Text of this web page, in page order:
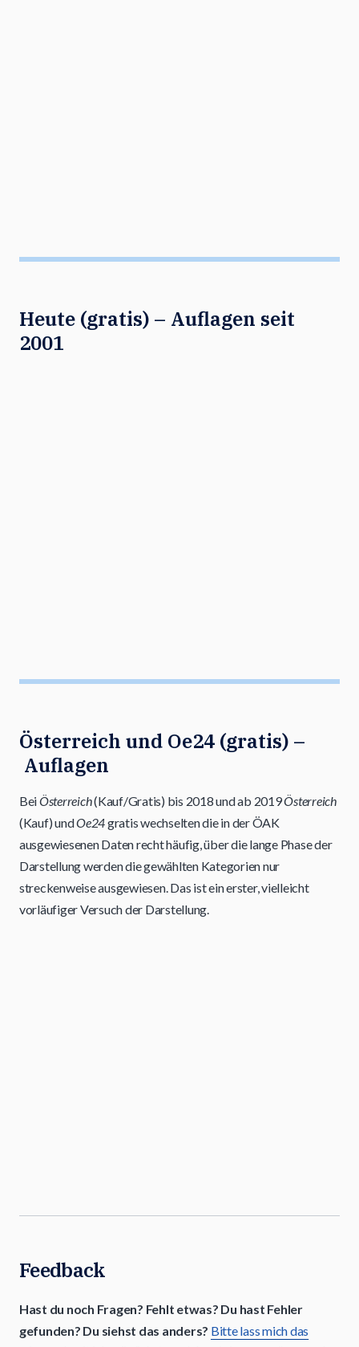
Heute (gratis) – Auflagen seit
2001
Österreich und Oe24 (gratis) –
Auflagen
BeiÖsterreich(Kauf/Gratis) bis 2018 und ab 2019Österreich
(Kauf) undOe24gratis wechselten die in der ÖAK
ausgewiesenen Daten recht häufig, über die lange Phase der
Darstellung werden die gewählten Kategorien nur
streckenweise ausgewiesen. Das ist ein erster, vielleicht
vorläufiger Versuch der Darstellung.
Feedback
Hast du noch Fragen? Fehlt etwas? Du hast Fehler
gefunden? Du siehst das anders? Bitte lass mich das